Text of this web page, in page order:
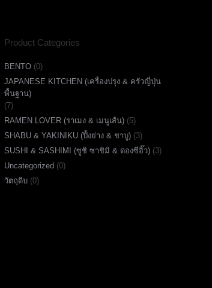
Product Categories
BENTO (0)
JAPANESE KITCHEN (เครื่องปรุง & ครัวญี่ปุ่น
พื้นฐาน)
(7)
RAMEN LOVER (ราเมง & เมนูเส้น) (5)
SHABU & YAKINIKU (ปิ้งย่าง & ชาบู) (3)
SUSHI & SASHIMI (ซูชิ ซาชิมิ & ดองซีอิ๊ว) (3)
Uncategorized (0)
วัตถุดิบ (0)